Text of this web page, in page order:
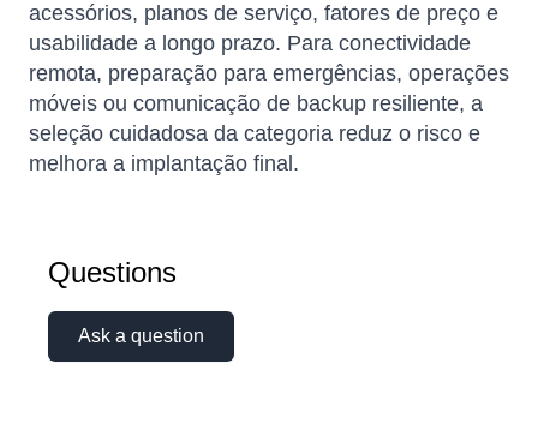
acessórios, planos de serviço, fatores de preço e
usabilidade a longo prazo. Para conectividade
remota, preparação para emergências, operações
móveis ou comunicação de backup resiliente, a
seleção cuidadosa da categoria reduz o risco e
melhora a implantação final.
Questions
Ask a question